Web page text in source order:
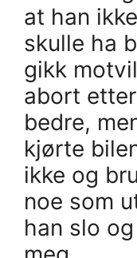
at han
skulle ha
gikk
abort
bedre,
kjørte
ikke og
noe som
han slo